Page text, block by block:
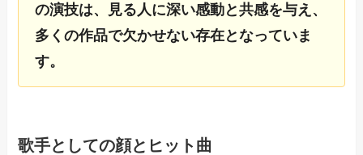
の演技は、見る人に深い感動と共感を与え、
多くの作品で欠かせない存在となっていま
す。
歌手としての顔とヒット曲